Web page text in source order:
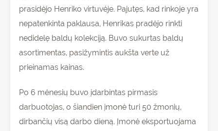
prasidėjo Henriko virtuvėje. Pajutęs, kad rinkoje yra
nepatenkinta paklausa, Henrikas pradėjo rinkti
nedidelę baldų kolekciją. Buvo sukurtas baldų
asortimentas, pasižymintis aukšta verte už
prieinamas kainas.
Po 6 mėnesių buvo įdarbintas pirmasis
darbuotojas, o šiandien įmonė turi 50 žmonių,
dirbančių visą darbo dieną. Įmonė eksportuojama